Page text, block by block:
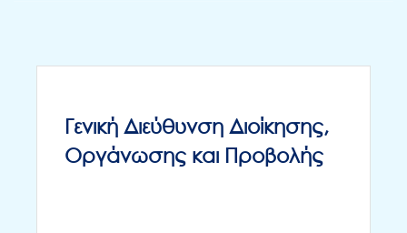
Γενική Διεύθυνση Διοίκησης,
Οργάνωσης και Προβολής